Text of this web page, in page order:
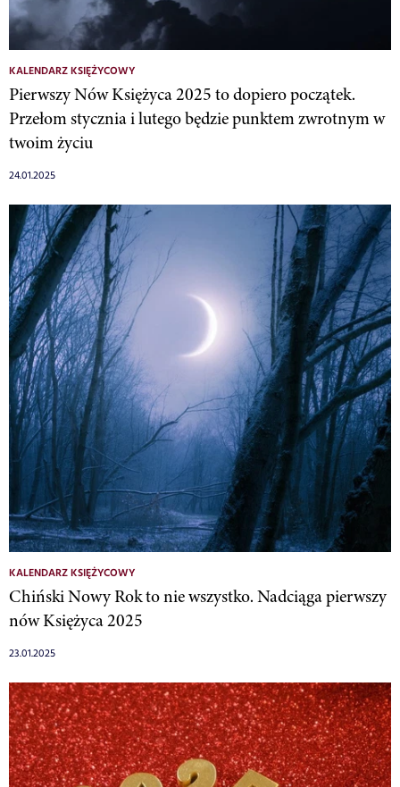
KALENDARZ KSIĘŻYCOWY
Pierwszy Nów Księżyca 2025 to dopiero początek.
Przełom stycznia i lutego będzie punktem zwrotnym w
twoim życiu
24.01.2025
KALENDARZ KSIĘŻYCOWY
Chiński Nowy Rok to nie wszystko. Nadciąga pierwszy
nów Księżyca 2025
23.01.2025